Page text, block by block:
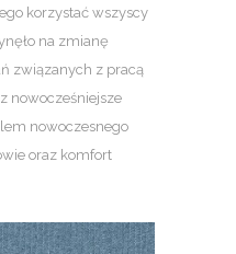
korzystać wszyscy
na zmianę
związanych z pracą
nowocześniejsze
nowoczesnego
oraz komfort